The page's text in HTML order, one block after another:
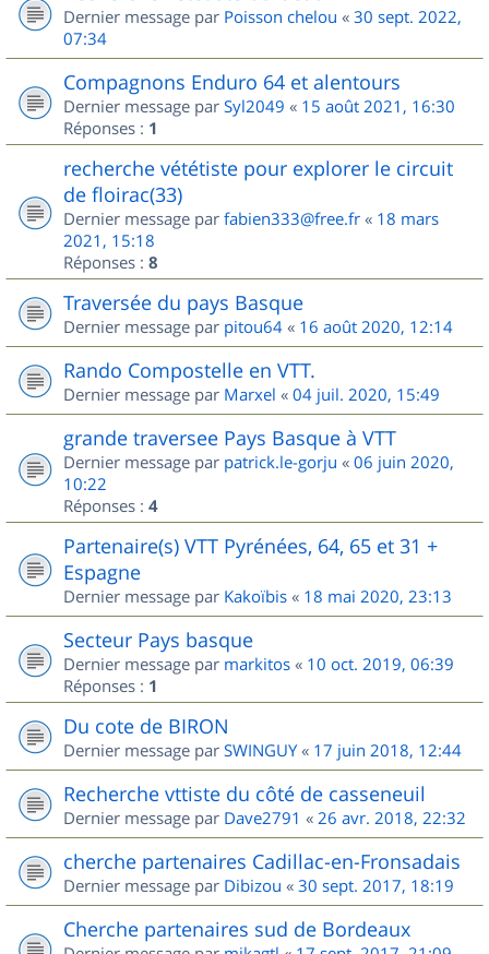
Dernier message par Poisson chelou « 30 sept. 2022,
07:34
Compagnons Enduro 64 et alentours
Dernier message par Syl2049 « 15 août 2021, 16:30
Réponses : 1
recherche vététiste pour explorer le circuit
de floirac(33)
Dernier message par fabien333@free.fr « 18 mars
2021, 15:18
Réponses : 8
Traversée du pays Basque
Dernier message par pitou64 « 16 août 2020, 12:14
Rando Compostelle en VTT.
Dernier message par Marxel « 04 juil. 2020, 15:49
grande traversee Pays Basque à VTT
Dernier message par patrick.le-gorju « 06 juin 2020,
10:22
Réponses : 4
Partenaire(s) VTT Pyrénées, 64, 65 et 31 +
Espagne
Dernier message par Kakoïbis « 18 mai 2020, 23:13
Secteur Pays basque
Dernier message par markitos « 10 oct. 2019, 06:39
Réponses : 1
Du cote de BIRON
Dernier message par SWINGUY« 17 juin 2018, 12:44
Recherche vttiste du côté de casseneuil
Dernier message par Dave2791 « 26 avr. 2018, 22:32
cherche partenaires Cadillac-en-Fronsadais
Dernier message par Dibizou « 30 sept. 2017, 18:19
Cherche partenaires sud de Bordeaux